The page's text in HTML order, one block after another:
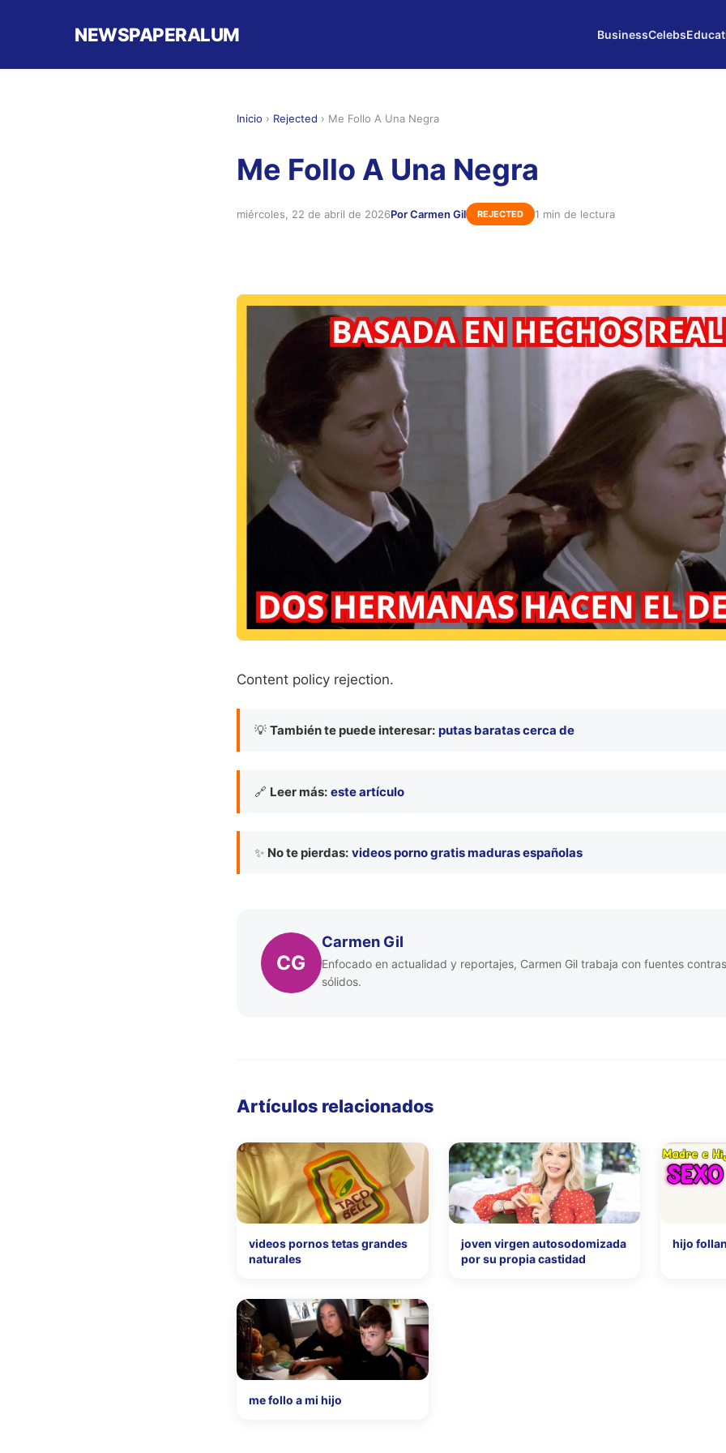
NEWSPAPERALUM BusinessCelebs
Inicio › Rejected › Me Follo A Una Negra
Me Follo A Una Negra
miércoles, 22 de abril de 2026Por Carmen Gil REJECTED 1 min de lectura
Content policy rejection.
💡 También te puede interesar: putas baratas cerca de
🔗 Leer más: este artículo
✨ No te pierdas: videos porno gratis maduras españolas
CG
Carmen Gil
Enfocado en actualidad y reportajes, Carmen Gil trabaja con fuentes
sólidos.
Artículos relacionados
videos pornos tetas grandes
naturales
joven virgen autosodomizada
por su propia castidad
hijo
me follo a mi hijo